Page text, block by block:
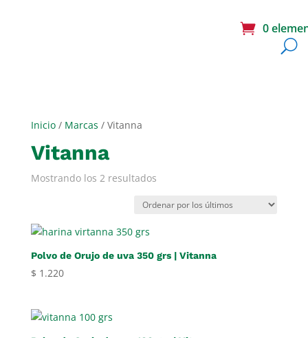
0
Inicio/ Marcas / Vitanna
Vitanna
Mostrando los 2 resultadosOrdenado
los
Polvo de Orujo de uva 350 grs | Vitanna
$ 1.220